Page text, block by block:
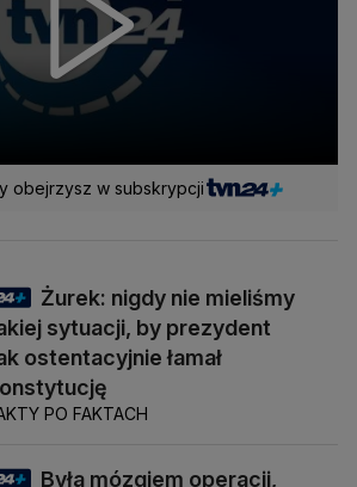
obejrzysz w subskrypcji
Żurek: nigdy nie mieliśmy
sytuacji, by prezydent
ostentacyjnie łamał
PO FAKTACH
Była mózgiem operacji,